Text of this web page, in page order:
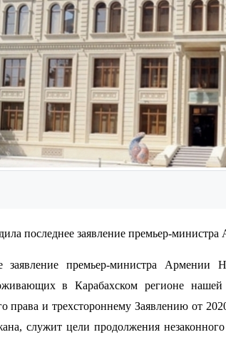
последнее заявление премьер-
заявление премьер-министра
в Карабахском регионе
и трехстороннему Заявлению от
служит цели продолжения